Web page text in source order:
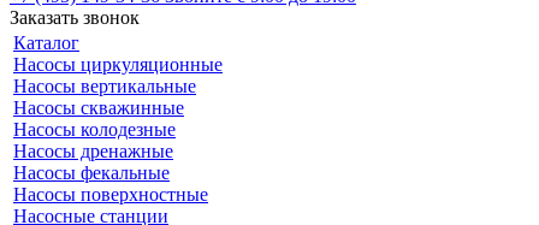
Заказать звонок
Каталог
Насосы циркуляционные
Насосы вертикальные
Насосы скважинные
Насосы колодезные
Насосы дренажные
Насосы фекальные
Насосы поверхностные
Насосные станции